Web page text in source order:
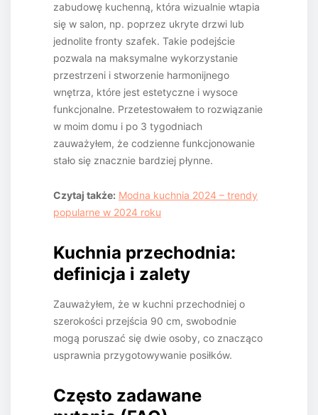
zabudowę kuchenną, która wizualnie wtapia
się w salon, np. poprzez ukryte drzwi lub
jednolite fronty szafek. Takie podejście
pozwala na maksymalne wykorzystanie
przestrzeni i stworzenie harmonijnego
wnętrza, które jest estetyczne i wysoce
funkcjonalne. Przetestowałem to rozwiązanie
w moim domu i po 3 tygodniach
zauważyłem, że codzienne funkcjonowanie
stało się znacznie bardziej płynne.
Czytaj także: Modna kuchnia 2024 – trendy
popularne w 2024 roku
Kuchnia przechodnia:
definicja i zalety
Zauważyłem, że w kuchni przechodniej o
szerokości przejścia 90 cm, swobodnie
mogą poruszać się dwie osoby, co znacząco
usprawnia przygotowywanie posiłków.
Często zadawane